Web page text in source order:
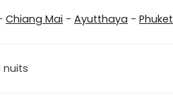
Chiang Mai - Ayutthaya - Phuket
nuits